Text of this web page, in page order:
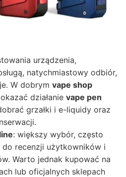
urządzenia,
natychmiastowy odbiór,
W dobrym vape shop
działanie vape pen
grzałki i e-liquidy oraz
: większy wybór, często
do recenzji użytkowników i
Warto jednak kupować na
lub oficjalnych sklepach